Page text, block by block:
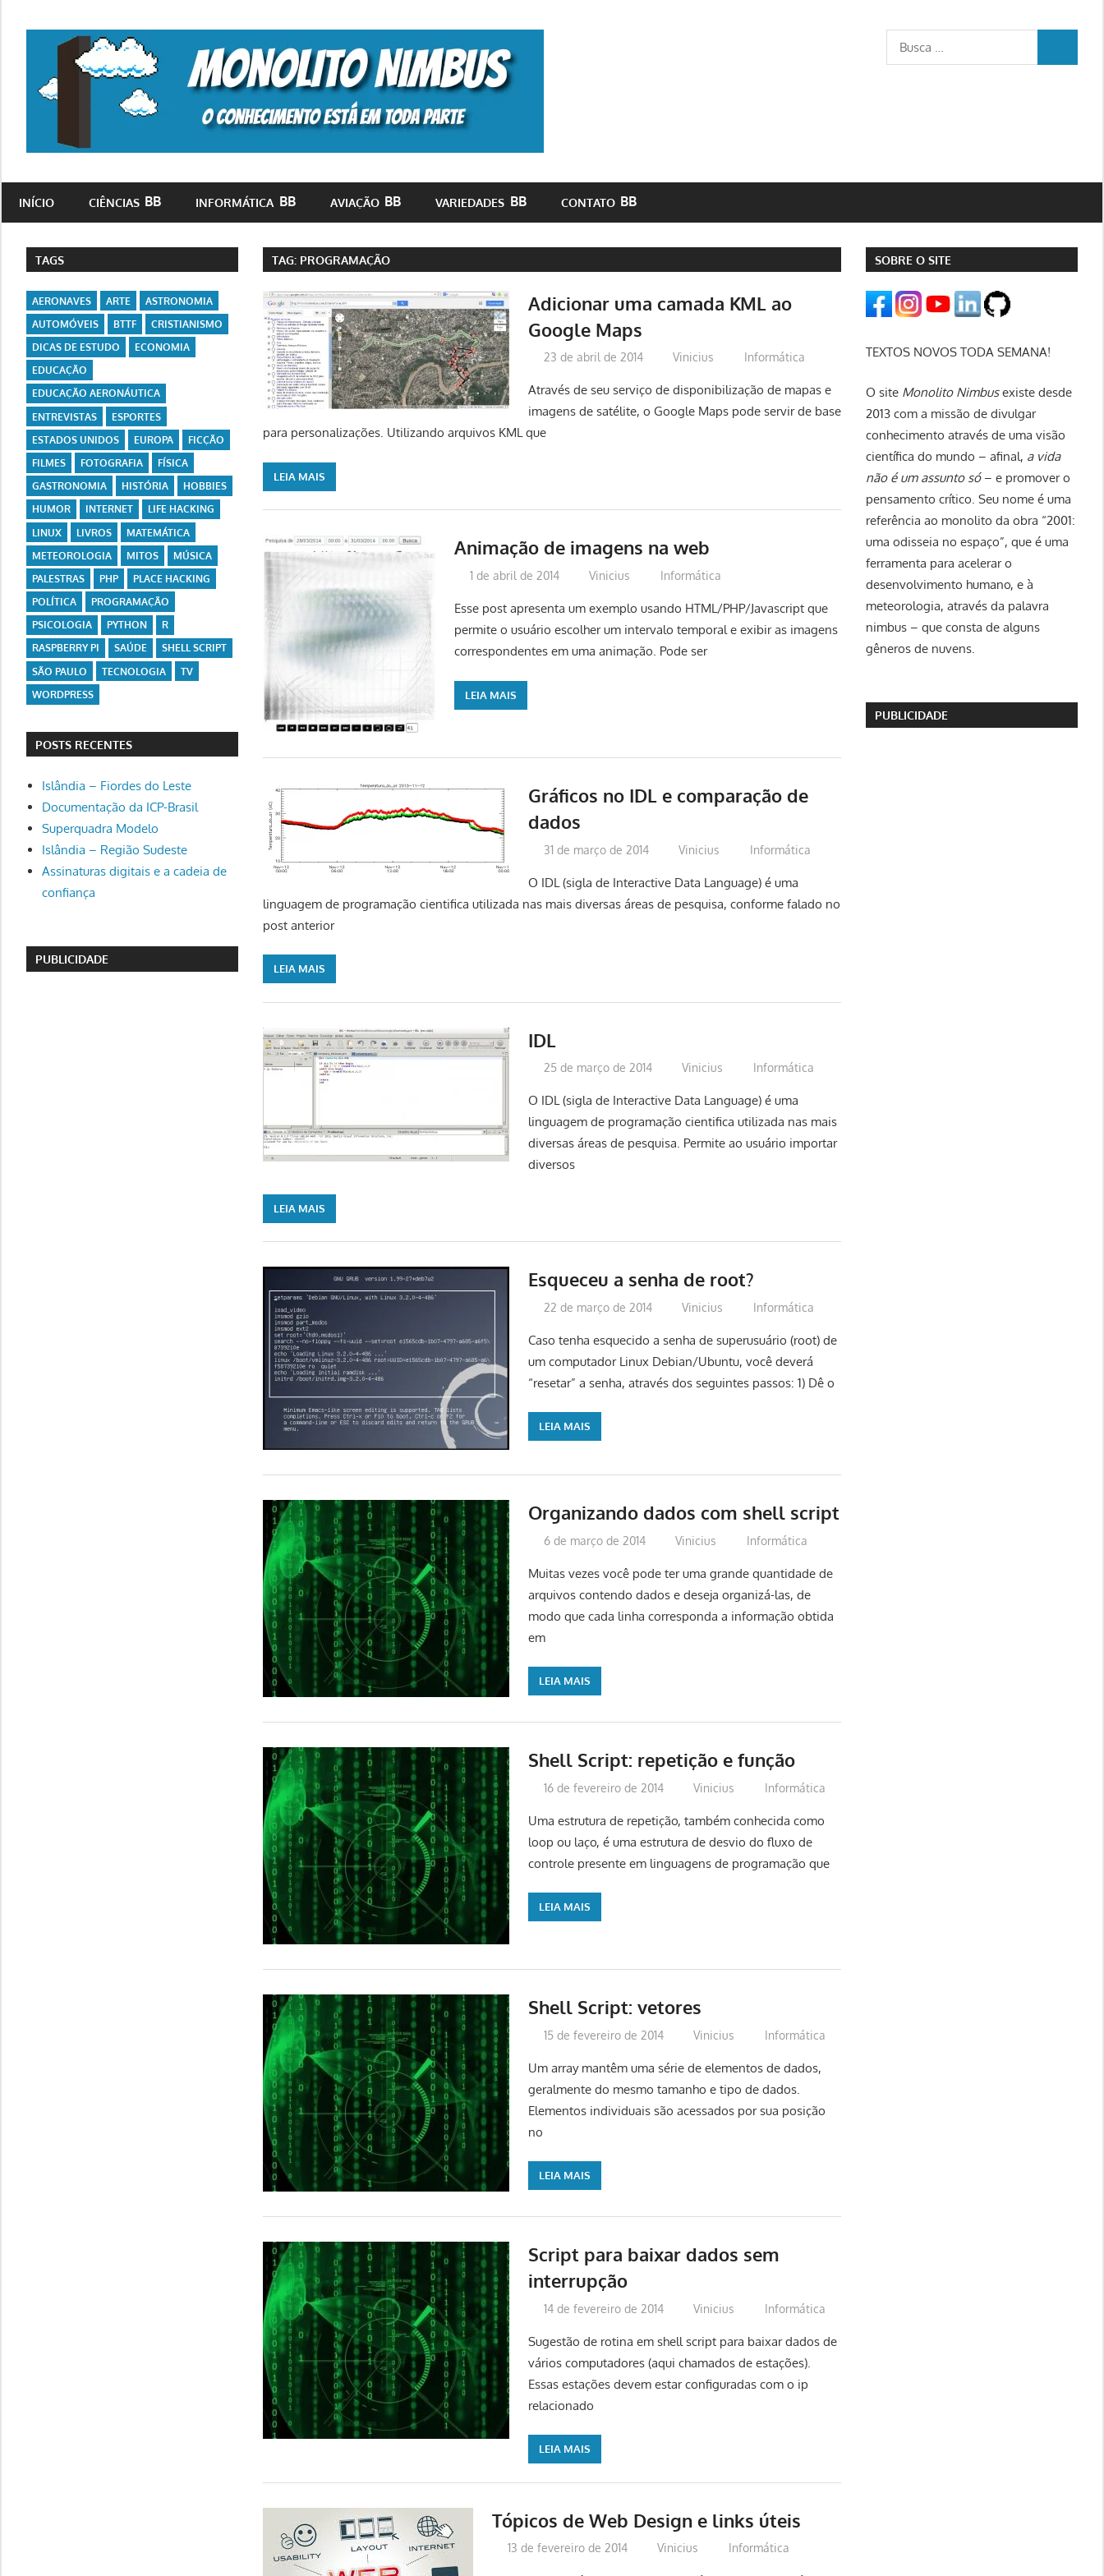
está
toda
parte
Busca
para:
INÍCIO CIÊNCIAS INFORMÁTICA AVIAÇÃO VARIEDADES CONTATO
TAG: PROGRAMAÇÃO
Adicionar uma camada KML ao
Google Maps
23 de abril de 2014 Vinicius Informática
Através de seu serviço de disponibilização de mapas e
imagens de satélite, o Google Maps pode servir de base
para personalizações. Utilizando arquivos KML que
LEIA MAIS
Animação de imagens na web
1 de abril de 2014 Vinicius Informática
Esse post apresenta um exemplo usando HTML/PHP/Javascript que
permite o usuário escolher um intervalo temporal e exibir as imagens
correspondentes em uma animação. Pode ser
LEIA MAIS
Gráficos no IDL e comparação de
dados
31 de março de 2014 Vinicius Informática
O IDL (sigla de Interactive Data Language) é uma
linguagem de programação cientifica utilizada nas mais diversas áreas de pesquisa, conforme falado no
post anterior
LEIA MAIS
IDL
25 de março de 2014 Vinicius Informática
O IDL (sigla de Interactive Data Language) é uma
linguagem de programação cientifica utilizada nas mais
diversas áreas de pesquisa. Permite ao usuário importar
diversos
LEIA MAIS
Esqueceu a senha de root?
22 de março de 2014 Vinicius Informática
Caso tenha esquecido a senha de superusuário (root) de
um computador Linux Debian/Ubuntu, você deverá
“resetar” a senha, através dos seguintes passos: 1) Dê o
LEIA MAIS
Organizando dados com shell script
6 de março de 2014 Vinicius Informática
Muitas vezes você pode ter uma grande quantidade de
arquivos contendo dados e deseja organizá-las, de
modo que cada linha corresponda a informação obtida
em
LEIA MAIS
Shell Script: repetição e função
16 de fevereiro de 2014 Vinicius Informática
Uma estrutura de repetição, também conhecida como
loop ou laço, é uma estrutura de desvio do fluxo de
controle presente em linguagens de programação que
LEIA MAIS
Shell Script: vetores
15 de fevereiro de 2014 Vinicius Informática
Um array mantêm uma série de elementos de dados,
geralmente do mesmo tamanho e tipo de dados.
Elementos individuais são acessados por sua posição
no
LEIA MAIS
Script para baixar dados sem
interrupção
14 de fevereiro de 2014 Vinicius Informática
Sugestão de rotina em shell script para baixar dados de
vários computadores (aqui chamados de estações).
Essas estações devem estar configuradas com o ip
relacionado
LEIA MAIS
Tópicos de Web Design e links úteis
13 de fevereiro de 2014 Vinicius Informática
TAGS
AERONAVES ARTE
ASTRONOMIA
AUTOMÓVEIS
BTTF
CRISTIANISMO
DICAS DE ESTUDO
ECONOMIA
EDUCAÇÃO
EDUCAÇÃO AERONÁUTICA
ENTREVISTAS
ESPORTES
ESTADOS UNIDOS
EUROPA
FICÇÃO
FILMES
FOTOGRAFIA
FÍSICA
GASTRONOMIA
HISTÓRIA
HOBBIES
HUMOR
INTERNET
LIFE HACKING
LINUX
LIVROS
MATEMÁTICA
METEOROLOGIA
MITOS
MÚSICA
PALESTRAS
PHP
PLACE HACKING
POLÍTICA
PROGRAMAÇÃO
PSICOLOGIA
PYTHON
R
RASPBERRY PI
SAÚDE
SHELL SCRIPT
SÃO PAULO
TECNOLOGIA
TV
WORDPRESS
POSTS RECENTES
Islândia – Fiordes do Leste
Documentação da ICP-Brasil
Superquadra Modelo
Islândia – Região Sudeste
Assinaturas digitais e a cadeia de
confiança
PUBLICIDADE
SOBRE O SITE
TEXTOS NOVOS TODA SEMANA!
O site Monolito Nimbusexiste desde
2013 com a missão de divulgar
conhecimento através de uma visão
científica do mundo – afinal, a vida
não é um assunto só– e promover o
pensamento crítico. Seu nome é uma
referência ao monolito da obra “2001:
uma odisseia no espaço”, que é uma
ferramenta para acelerar o
desenvolvimento humano, e à
meteorologia, através da palavra
nimbus – que consta de alguns
gêneros de nuvens.
PUBLICIDADE